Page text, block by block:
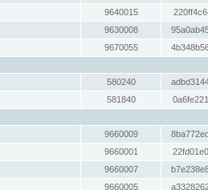
9640015
9630008
9670055
580240
581840
9660009
9660001
9660007
9660005